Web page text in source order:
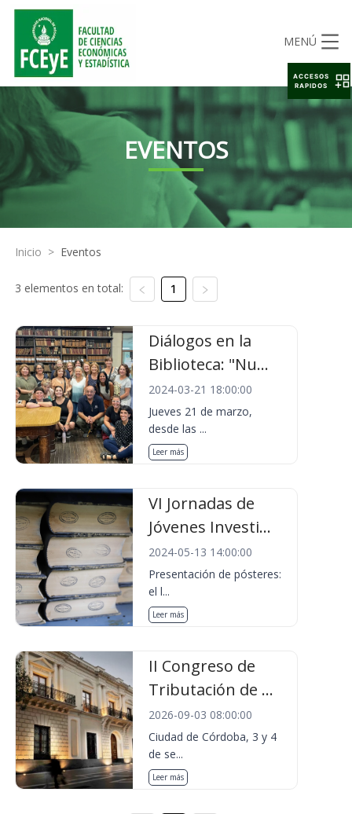
MENÚ
EVENTOS
Inicio > Eventos
3 elementos en total: 1
Diálogos en la
Biblioteca: "Nu...
2024-03-21 18:00:00
Jueves 21 de marzo,
desde las ...
Leer más
VI Jornadas de
Jóvenes Investi...
2024-05-13 14:00:00
Presentación de pósteres:
el l...
Leer más
II Congreso de
Tributación de ...
2026-09-03 08:00:00
Ciudad de Córdoba, 3 y 4
de se...
Leer más
ACCESOS
RAPIDOS